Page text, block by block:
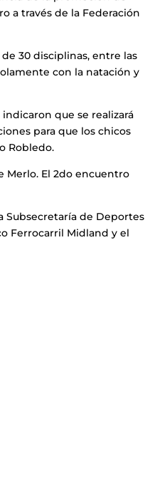
a través de la Federación
30 disciplinas, entre las
con la natación y
que se realizará
para que los chicos
Robledo.
Merlo. El 2do encuentro
Subsecretaría de Deportes
Ferrocarril Midland y el